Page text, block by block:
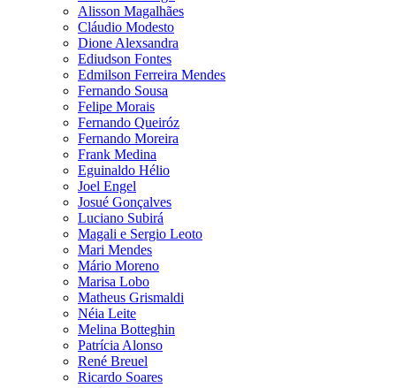
Alisson Magalhães
Cláudio Modesto
Dione Alexsandra
Ediudson Fontes
Edmilson Ferreira Mendes
Fernando Sousa
Felipe Morais
Fernando Queiróz
Fernando Moreira
Frank Medina
Eguinaldo Hélio
Joel Engel
Josué Gonçalves
Luciano Subirá
Magali e Sergio Leoto
Mari Mendes
Mário Moreno
Marisa Lobo
Matheus Grismaldi
Néia Leite
Melina Botteghin
Patrícia Alonso
René Breuel
Ricardo Soares